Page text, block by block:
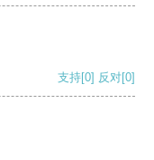
支持[0] 反对[0]